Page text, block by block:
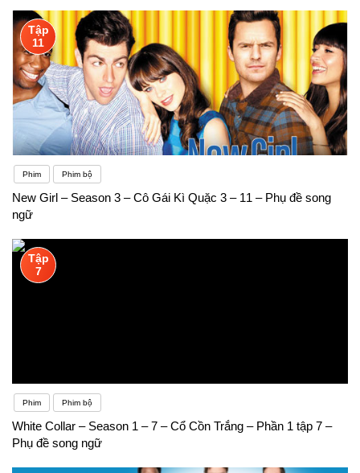
Tập
11
Phim Phim bộ
New Girl – Season 3 – Cô Gái Kì Quặc 3 – 11 – Phụ đề song
ngữ
Tập
7
Phim Phim bộ
White Collar – Season 1 – 7 – Cổ Cồn Trắng – Phần 1 tập 7 –
Phụ đề song ngữ